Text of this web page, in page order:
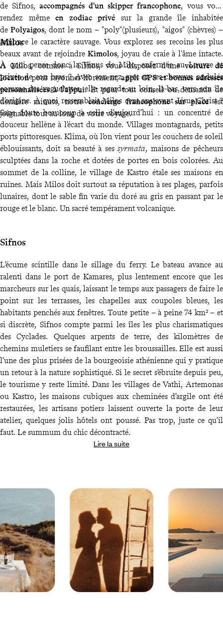
de Sifnos, accompagnés d'un skipper francophone, vous vous
rendez même en zodiac privé sur la grande île inhabitée
de Polyaigos, dont le nom – "poly"(plusieurs), "aigos" (chèvres) –
annonce le caractère sauvage. Vous explorez ses recoins les plus
beaux avant de rejoindre Kimolos, joyau de craie à l'âme intacte.
À Milos, comme à Sifnos, vous disposez d'unevoiture de
locationpour rayonner librement,appli GPS et bonnes adresses
personnalisées à l’appui. Et pour tout conseil ou demande de
dernière minute, notreconcierge francophone sur placeest
joignable tout au long de votre voyage.
Milos
À quoi pense donc la Vénus de Milo, enfermée au Louvre et
privée de son bras ? Avec son nez grec et ses cheveux ondulés
comme des vaguelettes, elle regarde au loin, là-bas, vers son île
d’origine. À quoi ressemblait Milos cent ans avant Jésus Christ ?
Sans doute beaucoup à celle d’aujourd’hui : un concentré de
douceur hellène à l’écart du monde. Villages montagnards, petits
ports pittoresques. Klima, où l’on vient pour les couchers de soleil
éblouissants, doit sa beauté à ses syrmata, maisons de pêcheurs
sculptées dans la roche et dotées de portes en bois colorées. Au
sommet de la colline, le village de Kastro étale ses maisons en
ruines. Mais Milos doit surtout sa réputation à ses plages, parfois
lunaires, dont le sable fin varie du doré au gris en passant par le
rouge et le blanc. Un sacré tempérament volcanique.
Sifnos
L’écume scintille dans le sillage du ferry. Le bateau avance au
ralenti dans le port de Kamares, plus lentement encore que les
marcheurs sur les quais, laissant le temps aux passagers de faire le
point sur les terrasses, les chapelles aux coupoles bleues, les
habitants penchés aux fenêtres. Toute petite – à peine 74 km² – et
si discrète, Sifnos compte parmi les îles les plus charismatiques
des Cyclades. Quelques arpents de terre, des kilomètres de
chemins muletiers se faufilant entre les broussailles. Elle est aussi
l’une des plus prisées de la bourgeoisie athénienne qui y pratique
un retour à la nature sophistiqué. Si le secret s’ébruite depuis peu,
le tourisme y reste limité. Dans les villages de Vathi, Artemonas
ou Kastro, les maisons cubiques aux cheminées d’argile ont été
restaurées, les artisans potiers laissent ouverte la porte de leur
atelier, quelques jolis hôtels ont poussé. Pas trop, juste ce qu’il
faut. Le summum du chic décontracté.
Lire la suite